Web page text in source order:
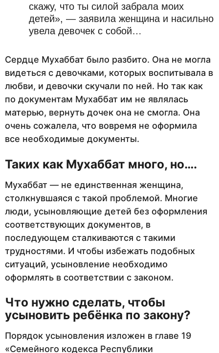
скажу, что ты силой забрала моих
детей», — заявила женщина и насильно
увела девочек с собой…
Сердце Мухаббат было разбито. Она не могла
видеться с девочками, которых воспитывала в
любви, и девочки скучали по ней. Но так как
по документам Мухаббат им не являлась
матерью, вернуть дочек она не смогла. Она
очень сожалела, что вовремя не оформила
все необходимые документы.
Таких как Мухаббат много, но….
Мухаббат — не единственная женщина,
столкнувшаяся с такой проблемой. Многие
люди, усыновляющие детей без оформления
соответствующих документов, в
последующем сталкиваются с такими
трудностями. И чтобы избежать подобных
ситуаций, усыновление необходимо
оформлять в соответствии с законом.
Что нужно сделать, чтобы
усыновить ребёнка по закону?
Порядок усыновления изложен в главе 19
«Семейного кодекса Республики